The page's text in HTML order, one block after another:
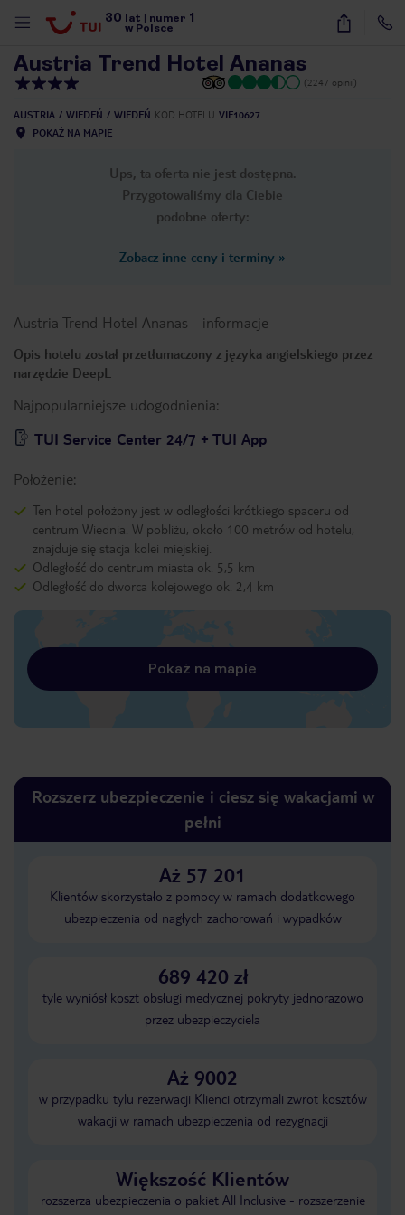
30 lat numer 1
w Polsce
40
Austria Trend Hotel Ananas
(2247 opinii)
AUSTRIA WIEDEŃ WIEDEŃ KOD HOTELU VIE10627
POKAŻ NA MAPIE
Ups, ta oferta nie jest dostępna.
Przygotowaliśmy dla Ciebie
podobne oferty:
Zobacz inne ceny i terminy »
Austria Trend Hotel Ananas - informacje
Opis hotelu został przetłumaczony z języka angielskiego przez
narzędzie DeepL
Najpopularniejsze udogodnienia:
TUI Service Center 24/7 + TUI App
Położenie:
Ten hotel położony jest w odległości krótkiego spaceru od
centrum Wiednia. W pobliżu, około 100 metrów od hotelu,
znajduje się stacja kolei miejskiej.
Odległość do centrum miasta ok. 5,5 km
Odległość do dworca kolejowego ok. 2,4 km
Pokaż na mapie
Rozszerz ubezpieczenie i ciesz się wakacjami w
pełni
Aż 57 201
Klientów skorzystało z pomocy w ramach dodatkowego
ubezpieczenia od nagłych zachorowań i wypadków
689 420 zł
tyle wyniósł koszt obsługi medycznej pokryty jednorazowo
przez ubezpieczyciela
Aż 9002
w przypadku tylu rezerwacji Klienci otrzymali zwrot kosztów
wakacji w ramach ubezpieczenia od rezygnacji
Większość Klientów
rozszerza ubezpieczenia o pakiet All Inclusive - rozszerzenie